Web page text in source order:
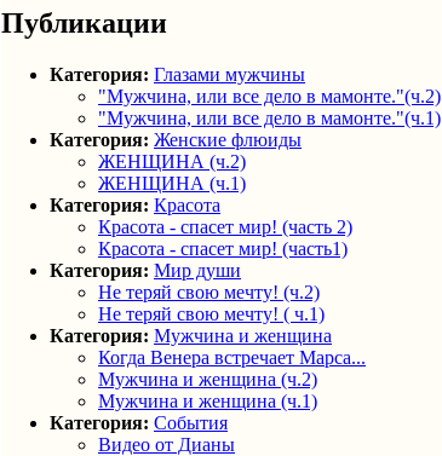
Публикации
Категория: Глазами мужчины
"Мужчина, или все дело в мамонте."(ч.2)
"Мужчина, или все дело в мамонте."(ч.1)
Категория: Женские флюиды
ЖЕНЩИНА (ч.2)
ЖЕНЩИНА (ч.1)
Категория: Красота
Красота - спасет мир! (часть 2)
Красота - спасет мир! (часть1)
Категория: Мир души
Не теряй свою мечту! (ч.2)
Не теряй свою мечту! ( ч.1)
Категория: Мужчина и женщина
Когда Венера встречает Марса...
Мужчина и женщина (ч.2)
Мужчина и женщина (ч.1)
Категория: События
Видео от Дианы